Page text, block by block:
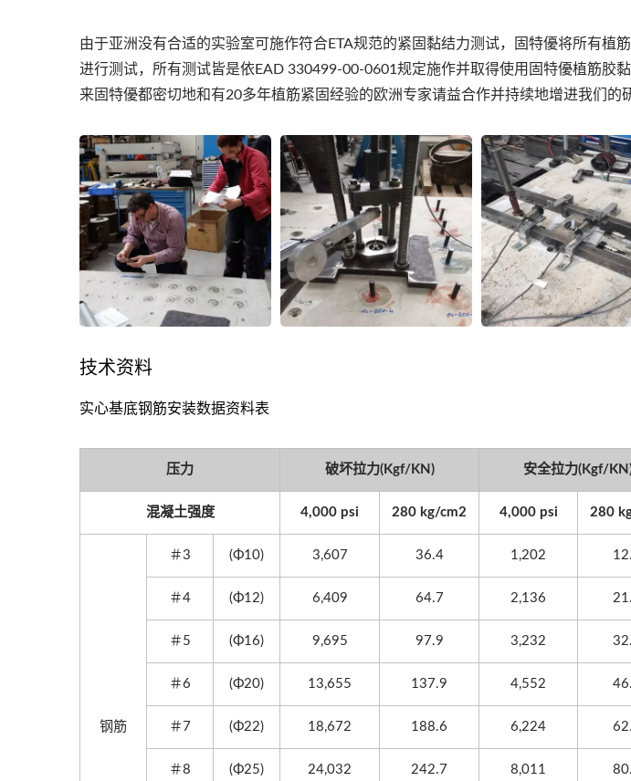
由于亚洲没有合适的实验室可施作符合ETA规范的紧固黏结力测试，固特優将所有植
进行测试，所有测试皆是依EAD 330499-00-0601规定施作并取得使用固特優植筋胶
来固特優都密切地和有20多年植筋紧固经验的欧洲专家请益合作并持续地增进我们的
技术资料
实心基底钢筋安装数据资料表
压力 破坏拉力(Kgf/KN) 安全拉力(Kgf/
混凝土强度 4,000 psi 280 kg/cm2 4,000 psi 280
钢筋
＃3 (Φ10) 3,607 36.4 1,202
＃4 (Φ12) 6,409 64.7 2,136
＃5 (Φ16) 9,695 97.9 3,232
＃6 (Φ20) 13,655 137.9 4,552
＃7 (Φ22) 18,672 188.6 6,224
＃8 (Φ25) 24,032 242.7 8,011